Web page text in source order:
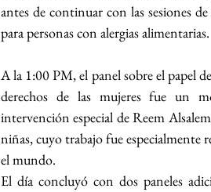
antes de continuar con las sesiones
para personas con alergias alimentarias.
A la 1:00 PM, el panel sobre el papel
derechos de las mujeres fue un
intervención especial de Reem
niñas, cuyo trabajo fue especialmente
el mundo.
El día concluyó con dos paneles